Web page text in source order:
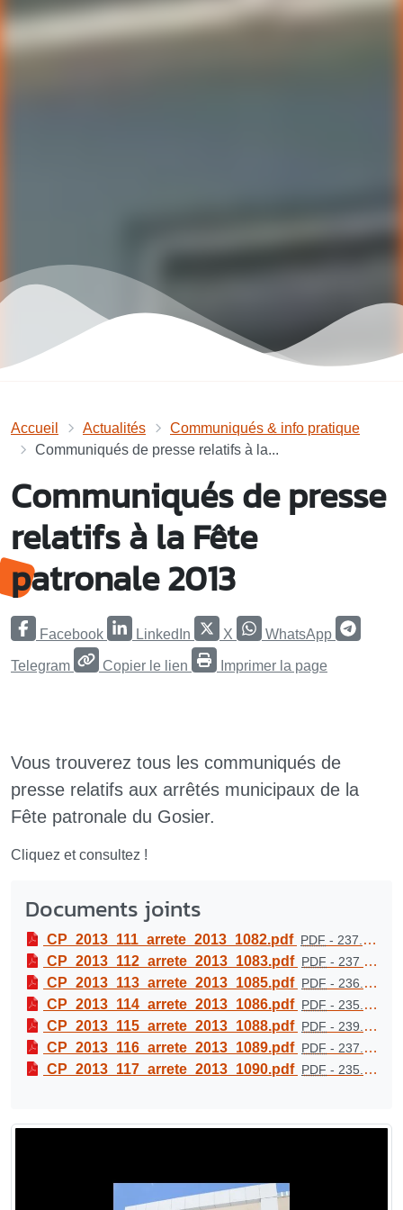
Accueil Actualités
Communiqués & info pratique
Communiqués de presse relatifs à la...
Communiqués de presse
relatifs à la Fête
patronale 2013
Facebook LinkedIn X WhatsApp
Telegram Copier le lien Imprimer la page
Vous trouverez tous les communiqués de
presse relatifs aux arrêtés municipaux de la
Fête patronale du Gosier.
Cliquez et consultez !
Documents joints
CP_2013_111_arrete_2013_1082.pdf PDF - 237.3 kio
CP_2013_112_arrete_2013_1083.pdf PDF - 237 kio
CP_2013_113_arrete_2013_1085.pdf PDF - 236.1 kio
CP_2013_114_arrete_2013_1086.pdf PDF - 235.6 kio
CP_2013_115_arrete_2013_1088.pdf PDF - 239.6 kio
CP_2013_116_arrete_2013_1089.pdf PDF - 237.7 kio
CP_2013_117_arrete_2013_1090.pdf PDF - 235.5 kio